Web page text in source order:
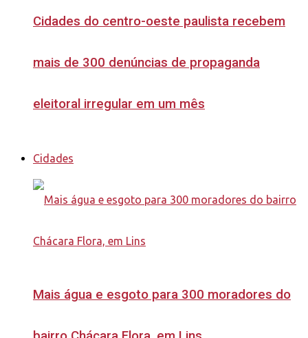
Cidades do centro-oeste paulista recebem
mais de 300 denúncias de propaganda
eleitoral irregular em um mês
Cidades
Mais água e esgoto para 300 moradores do